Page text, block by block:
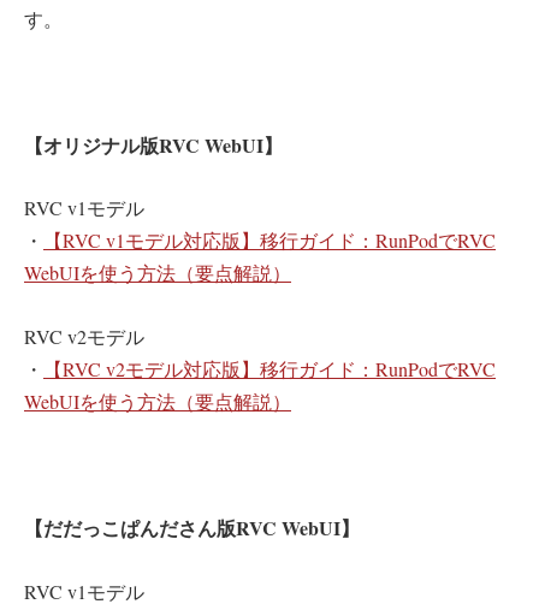
す。
【オリジナル版RVC WebUI】
RVC v1モデル
・
【RVC v1モデル対応版】移行ガイド：RunPodでRVC
WebUIを使う方法（要点解説）
RVC v2モデル
・
【RVC v2モデル対応版】移行ガイド：RunPodでRVC
WebUIを使う方法（要点解説）
【だだっこぱんださん版RVC WebUI】
RVC v1モデル